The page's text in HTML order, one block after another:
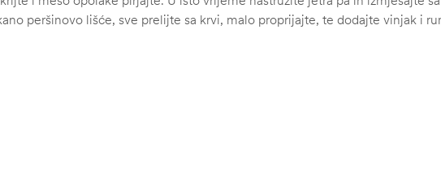
peršinovo lišće, sve prelijte sa krvi, malo proprijajte, te dodajte vinjak i